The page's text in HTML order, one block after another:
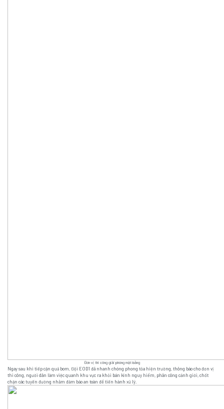
Đơn vị thi công giải phóng mặt bằng
Ngay sau khi tiếp cận quả bom, Đội EOD1 đã nhanh chóng phong tỏa hiện trường, thông báo cho đơn vị
thi công, người dân làm việc quanh khu vực ra khỏi bán kính nguy hiểm, phân công cảnh giới, chốt
chặn các tuyến đường nhằm đảm bảo an toàn để tiến hành xử lý.